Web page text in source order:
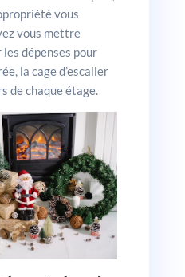
vous
vous mettre
dépenses pour
la cage d’escalier
de chaque étage.